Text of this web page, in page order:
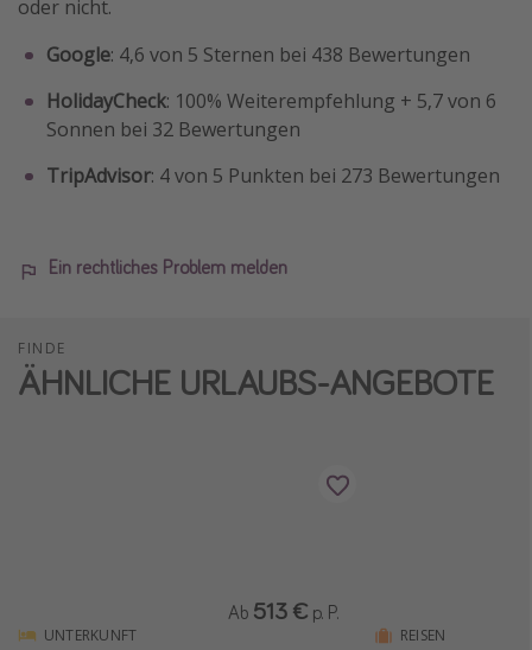
oder nicht.
Google: 4,6 von 5 Sternen bei 438 Bewertungen
HolidayCheck: 100% Weiterempfehlung + 5,7 von 6
Sonnen bei 32 Bewertungen
TripAdvisor: 4 von 5 Punkten bei 273 Bewertungen
Ein rechtliches Problem melden
FINDE
ÄHNLICHE URLAUBS-ANGEBOTE
UNTERKUNFT
Ab 513 € p. P.
REISEN